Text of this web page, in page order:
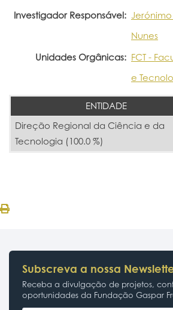
Investigador Responsável:
Nunes
Unidades Orgânicas: FCT -
e
ENTIDADE
Direção Regional da Ciência e da
Tecnologia (100.0 %)
Subscreva a nossa
Receba a divulgação de projetos,
oportunidades da Fundação Gaspar